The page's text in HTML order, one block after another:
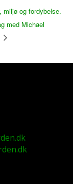
miljø og fordybelse.
med Michael